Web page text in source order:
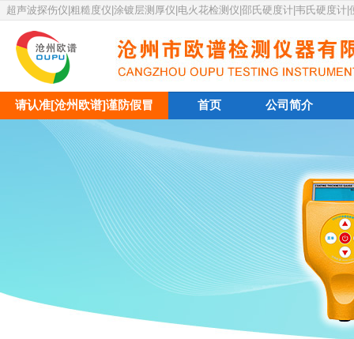
超声波探伤仪|粗糙度仪|涂镀层测厚仪|电火花检测仪|邵氏硬度计|韦氏硬度计|
请认准[沧州欧谱]谨防假冒 首页 公司简介